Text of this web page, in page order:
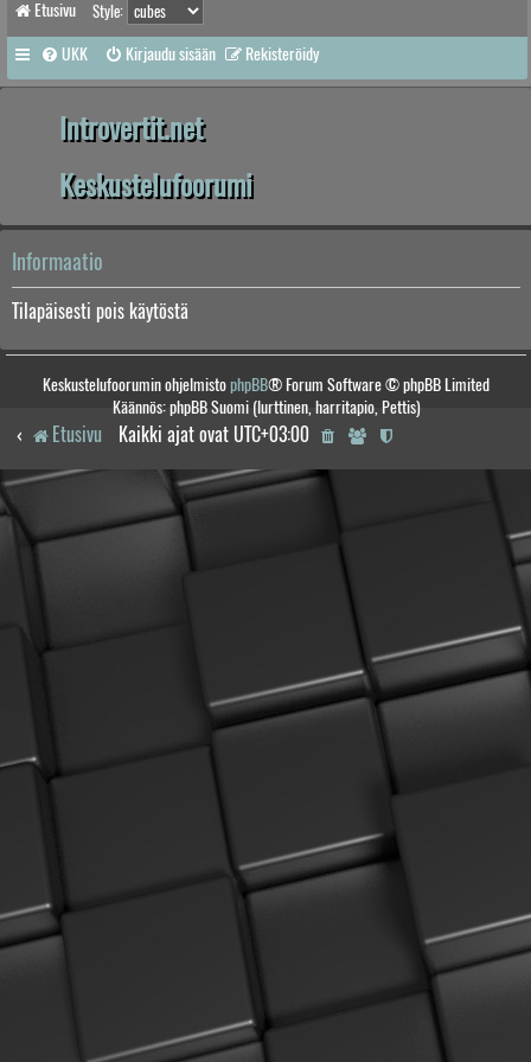
Etusivu Style:
UKK Kirjaudu sisään Rekisteröidy
Introvertit.net
Keskustelufoorumi
Informaatio
Tilapäisesti pois käytöstä
Keskustelufoorumin ohjelmistophpBB® Forum Software © phpBB Limited
Käännös: phpBB Suomi (lurttinen, harritapio, Pettis)
Etusivu Kaikki ajat ovat UTC+03:00